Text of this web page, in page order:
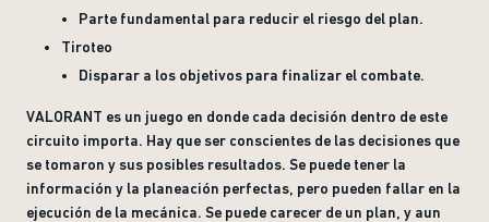
Parte fundamental para reducir el riesgo del plan.
Tiroteo
Disparar a los objetivos para finalizar el combate.
VALORANT es un juego en donde cada decisión dentro de este
circuito importa. Hay que ser conscientes de las decisiones que
se tomaron y sus posibles resultados. Se puede tener la
información y la planeación perfectas, pero pueden fallar en la
ejecución de la mecánica. Se puede carecer de un plan, y aun